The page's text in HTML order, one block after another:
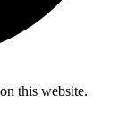
this website.